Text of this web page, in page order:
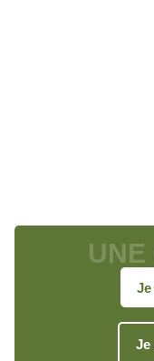
UNE
Je